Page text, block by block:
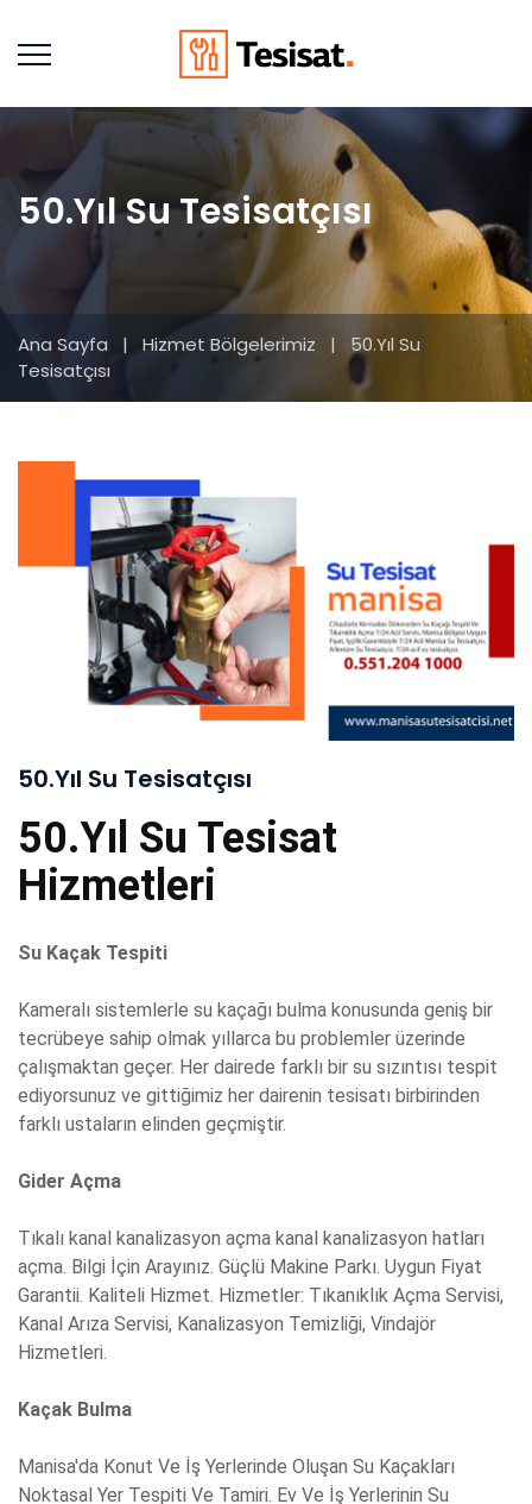
50.Yıl Su Tesisatçısı
Ana Sayfa | Hizmet Bölgelerimiz |
50.Yıl Su
Tesisatçısı
50.Yıl Su Tesisatçısı
50.Yıl Su Tesisat
Hizmetleri
Su Kaçak Tespiti
Kameralı sistemlerle su kaçağı bulma konusunda geniş bir
tecrübeye sahip olmak yıllarca bu problemler üzerinde
çalışmaktan geçer. Her dairede farklı bir su sızıntısı tespit
ediyorsunuz ve gittiğimiz her dairenin tesisatı birbirinden
farklı ustaların elinden geçmiştir.
Gider Açma
Tıkalı kanal kanalizasyon açma kanal kanalizasyon hatları
açma. Bilgi İçin Arayınız. Güçlü Makine Parkı. Uygun Fiyat
Garantii. Kaliteli Hizmet. Hizmetler: Tıkanıklık Açma Servisi,
Kanal Arıza Servisi, Kanalizasyon Temizliği, Vindajör
Hizmetleri.
Kaçak Bulma
Manisa'da Konut Ve İş Yerlerinde Oluşan Su Kaçakları
Noktasal Yer Tespiti Ve Tamiri. Ev Ve İş Yerlerinin Su